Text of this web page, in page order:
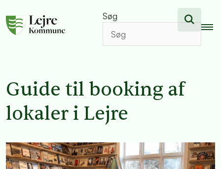
Søg
Guide til booking af
lokaler i Lejre